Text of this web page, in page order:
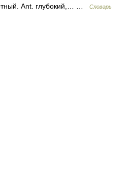
Ant. глубокий,… …
Словарь